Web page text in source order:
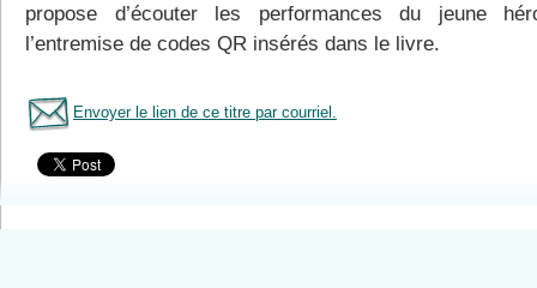
propose d’écouter les performances du jeune
l’entremise de codes QR insérés dans le livre.
Envoyer le lien de ce titre par courriel.